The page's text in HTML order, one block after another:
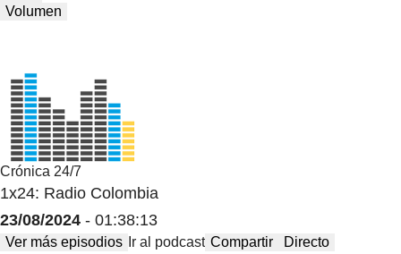
Volumen
Crónica 24/7
1x24: Radio Colombia
23/08/2024 - 01:38:13
Ver más episodios Ir al podcast Compartir Directo